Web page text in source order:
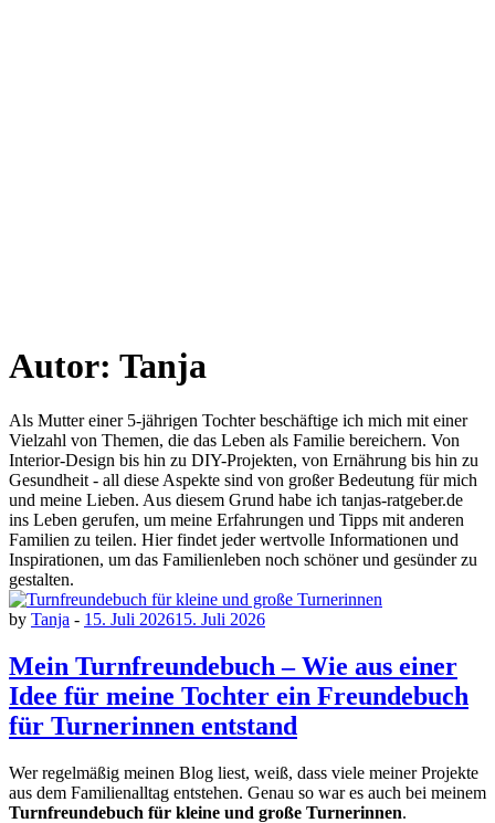
Autor: Tanja
Als Mutter einer 5-jährigen Tochter beschäftige ich mich mit einer
Vielzahl von Themen, die das Leben als Familie bereichern. Von
Interior-Design bis hin zu DIY-Projekten, von Ernährung bis hin zu
Gesundheit - all diese Aspekte sind von großer Bedeutung für mich
und meine Lieben. Aus diesem Grund habe ich tanjas-ratgeber.de
ins Leben gerufen, um meine Erfahrungen und Tipps mit anderen
Familien zu teilen. Hier findet jeder wertvolle Informationen und
Inspirationen, um das Familienleben noch schöner und gesünder zu
gestalten.
by Tanja - 15. Juli 202615. Juli 2026
Mein Turnfreundebuch – Wie aus einer
Idee für meine Tochter ein Freundebuch
für Turnerinnen entstand
Wer regelmäßig meinen Blog liest, weiß, dass viele meiner Projekte
aus dem Familienalltag entstehen. Genau so war es auch bei meinem
Turnfreundebuch für kleine und große Turnerinnen.